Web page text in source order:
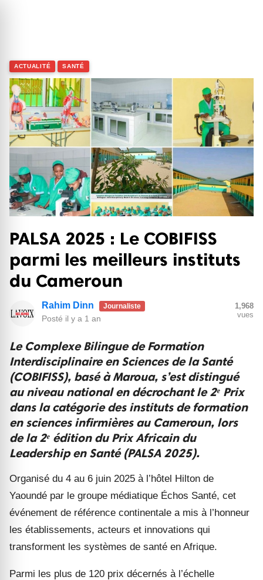
Entrée
Échap
ACTUALITÉ SANTÉ
PALSA 2025 : Le COBIFISS
parmi les meilleurs instituts
du Cameroun
Rahim Dinn Journaliste
Posté il y a 1 an
1,968
vues
Le Complexe Bilingue de Formation
Interdisciplinaire en Sciences de la Santé
(COBIFISS), basé à Maroua, s’est distingué
au niveau national en décrochant le 2ᵉ Prix
dans la catégorie des instituts de formation
en sciences infirmières au Cameroun, lors
de la 2ᵉ édition du Prix Africain du
Leadership en Santé (PALSA 2025).
Organisé du 4 au 6 juin 2025 à l’hôtel Hilton de
Yaoundé par le groupe médiatique Échos Santé, cet
événement de référence continentale a mis à l’honneur
les établissements, acteurs et innovations qui
transforment les systèmes de santé en Afrique.
Parmi les plus de 120 prix décernés à l’échelle